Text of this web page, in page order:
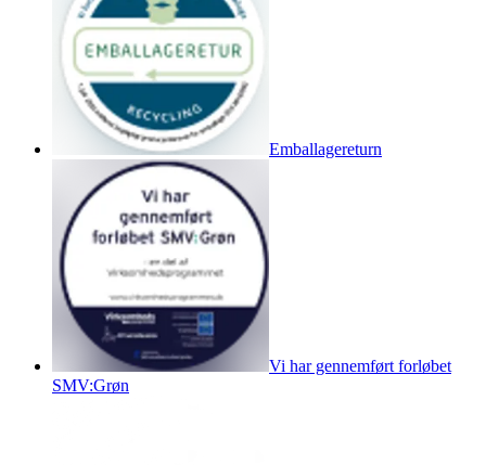
Emballagereturn
Vi har gennemført forløbet
SMV:Grøn